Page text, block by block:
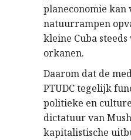
planeconomie kan
natuurrampen
kleine Cuba
orkanen.
Daarom dat de
PTUDC tegelijk
politieke en
dictatuur van
kapitalistische